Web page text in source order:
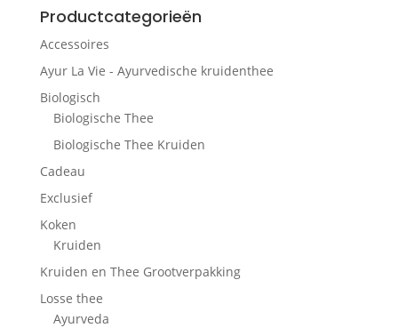
Productcategorieën
Accessoires
Ayur La Vie - Ayurvedische kruidenthee
Biologisch
Biologische Thee
Biologische Thee Kruiden
Cadeau
Exclusief
Koken
Kruiden
Kruiden en Thee Grootverpakking
Losse thee
Ayurveda